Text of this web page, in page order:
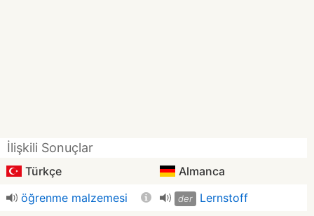
İlişkili Sonuçlar
Türkçe
Almanca
öğrenme malzemesi
der
Lernstoff